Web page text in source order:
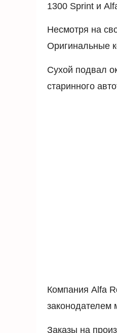
1300 Sprint и
Несмотря на
Оригинальные
Сухой подвал
старинного
Компания Alfa
законодателем
Заказы на